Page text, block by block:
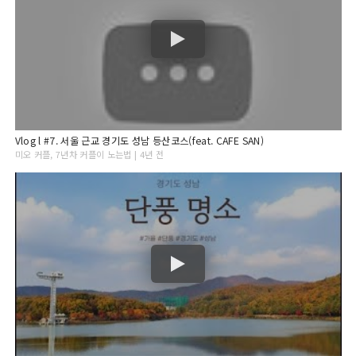
Vlog l #7. 서울 근교 경기도 성남 등산코스(feat. CAFE SAN)
미오 커플, 7년차 커플이 노는법 | 4년 전